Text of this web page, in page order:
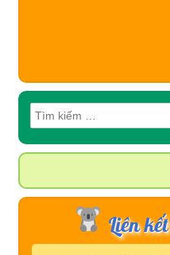
Tìm
kiếm
cho:
Liên kết